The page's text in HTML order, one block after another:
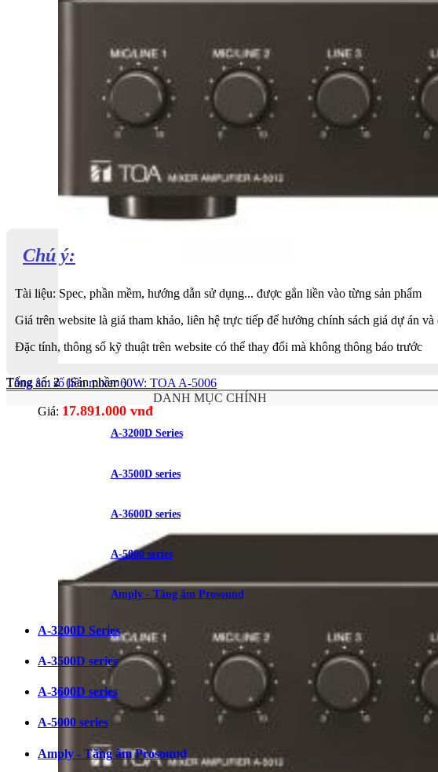
Tăng âm số liền mixer 60W: TOA A-5006
Giá: 17.891.000 vnđ
Chú ý:
Tài liệu: Spec, phần mềm, hướng dẫn sử dụng... được gắn liền vào từng sản phẩm
Giá trên website là giá tham khảo, liên hệ trực tiếp để hưởng chính sách giá dự án
Đặc tính, thông số kỹ thuật trên website có thể thay đổi mà không thông báo trước
Tổng số: 2(Sản phầm )
DANH MỤC CHÍNH
A-3200D Series
A-3500D series
A-3600D series
A-5000 series
Amply - Tăng âm Prosound
A-3200D Series
A-3500D series
A-3600D series
A-5000 series
Amply - Tăng âm Prosound